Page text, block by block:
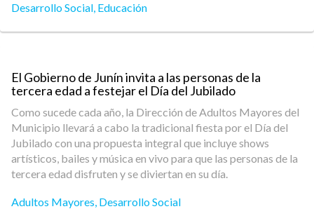
Desarrollo Social, Educación
El Gobierno de Junín invita a las personas de la
tercera edad a festejar el Día del Jubilado
Como sucede cada año, la Dirección de Adultos Mayores del
Municipio llevará a cabo la tradicional fiesta por el Día del
Jubilado con una propuesta integral que incluye shows
artísticos, bailes y música en vivo para que las personas de la
tercera edad disfruten y se diviertan en su día.
Adultos Mayores, Desarrollo Social